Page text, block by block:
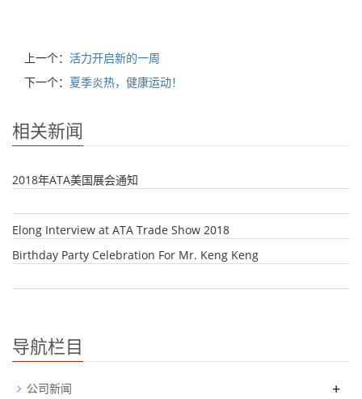
上一个： 活力开启新的一周
下一个： 夏季炎热，健康运动！
相关新闻
2018年ATA美国展会通知
Elong Interview at ATA Trade Show 2018
Birthday Party Celebration For Mr. Keng Keng
导航栏目
公司新闻 +